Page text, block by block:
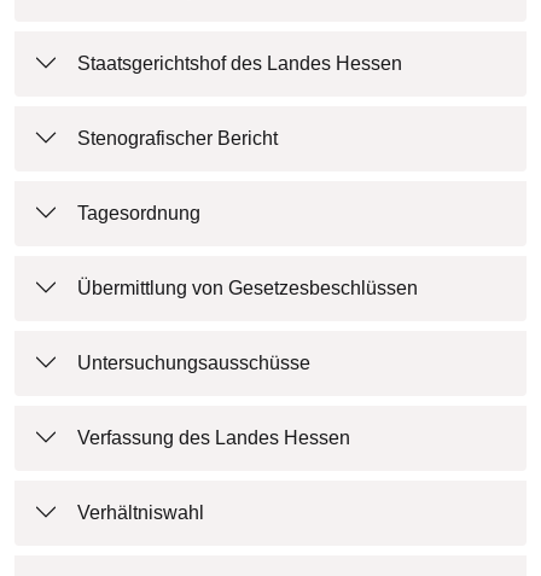
Staatsgerichtshof des Landes Hessen
Stenografischer Bericht
Tagesordnung
Übermittlung von Gesetzesbeschlüssen
Untersuchungsausschüsse
Verfassung des Landes Hessen
Verhältniswahl